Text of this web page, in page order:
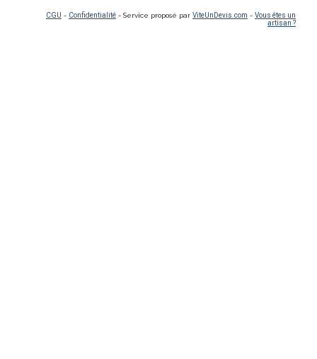
CGU - Confidentialité - Service proposé par ViteUnDevis.com - Vous êtes un
artisan ?